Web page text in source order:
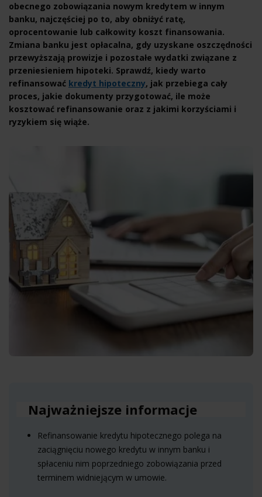
obecnego zobowiązania nowym kredytem w innym
banku, najczęściej po to, aby obniżyć ratę,
oprocentowanie lub całkowity koszt finansowania.
Zmiana banku jest opłacalna, gdy uzyskane oszczędności
przewyższają prowizje i pozostałe wydatki związane z
przeniesieniem hipoteki. Sprawdź, kiedy warto
refinansować kredyt hipoteczny, jak przebiega cały
proces, jakie dokumenty przygotować, ile może
kosztować refinansowanie oraz z jakimi korzyściami i
ryzykiem się wiąże.
Najważniejsze informacje
Refinansowanie kredytu hipotecznego polega na
zaciągnięciu nowego kredytu w innym banku i
spłaceniu nim poprzedniego zobowiązania przed
terminem widniejącym w umowie.